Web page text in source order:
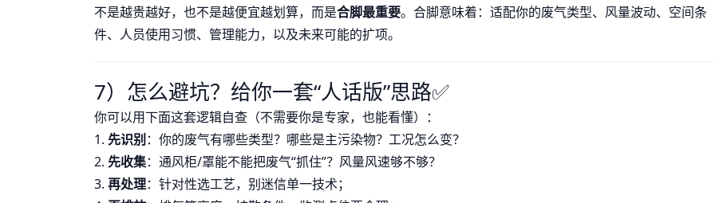
不是越贵越好，也不是越便宜越划算，而是合脚最重要。合脚意味着：适配你的废气类型、风量波动、空间条
件、人员使用习惯、管理能力，以及未来可能的扩项。
7）怎么避坑？给你一套“人话版”思路✅
你可以用下面这套逻辑自查（不需要你是专家，也能看懂）：
1. 先识别 ：你的废气有哪些类型？哪些是主污染物？工况怎么变？
2. 先收集：通风柜/罩能不能把废气“抓住”？风量风速够不够？
3. 再处理：针对性选工艺，别迷信单一技术；